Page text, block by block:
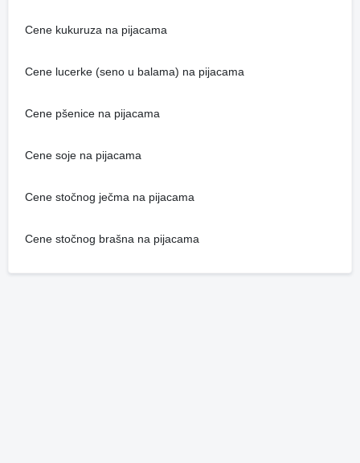
Cene kukuruza na pijacama
Cene lucerke (seno u balama) na pijacama
Cene pšenice na pijacama
Cene soje na pijacama
Cene stočnog ječma na pijacama
Cene stočnog brašna na pijacama